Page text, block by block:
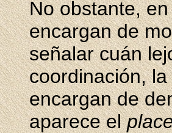
No obstante,
encargan de
señalar cuán
coordinación,
encargan de
aparece el